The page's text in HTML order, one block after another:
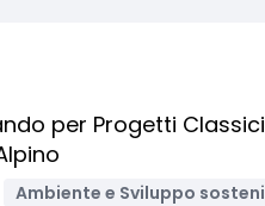
per Progetti
Ambiente e Sviluppo